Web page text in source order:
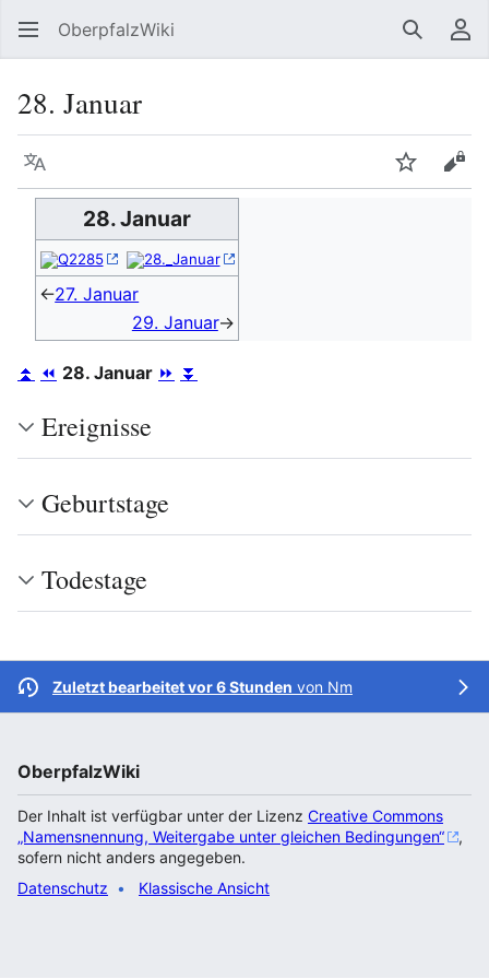
OberpfalzWiki Suchen
28. Januar
Sprache
28. Januar
Q2285 28._Januar
←27. Januar
29. Januar→
⏫ ⏪ 28. Januar ⏩ ⏬
Ereignisse
Geburtstage
Todestage
Zuletzt bearbeitet vor 6 Stunden von Nm
OberpfalzWiki
Der Inhalt ist verfügbar unter der Lizenz Creative Commons
„Namensnennung, Weitergabe unter gleichen Bedingungen“
,
sofern nicht anders angegeben.
Datenschutz
Klassische Ansicht